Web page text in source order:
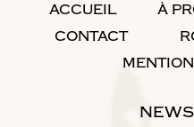
ACCUEIL À
CONTACT